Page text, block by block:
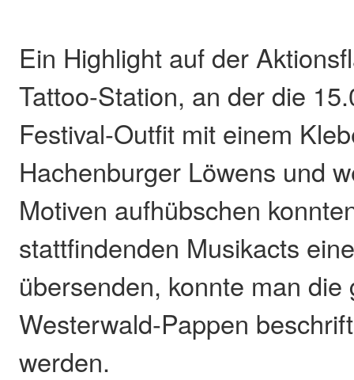
Ein Highlight auf der
Tattoo-Station, an der die
Festival-Outfit mit einem
Hachenburger Löwens und
Motiven aufhübschen
stattfindenden Musikacts
übersenden, konnte man die
Westerwald-Pappen
werden.